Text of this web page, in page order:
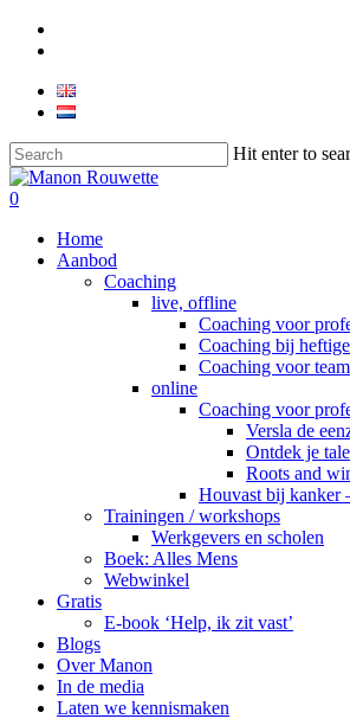
Skip
content
Hit enter to
Close
Search
0
Home
Aanbod
Coaching
live, offline
Coaching voor
Coaching bij
Coaching voor
online
Coaching voor
Versla de
Ontdek je
Roots and
Houvast bij kanker
Trainingen / workshops
Werkgevers en scholen
Boek: Alles Mens
Webwinkel
Gratis
E-book ‘Help, ik zit vast’
Blogs
Over Manon
In de media
Laten we kennismaken